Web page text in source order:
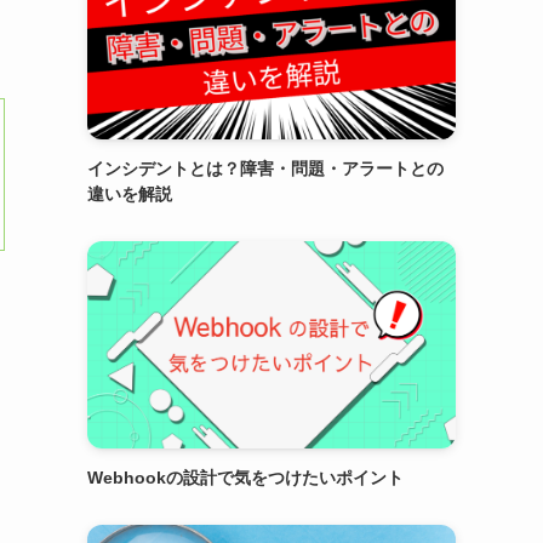
インシデントとは？障害・問題・アラートとの
違いを解説
Webhookの設計で気をつけたいポイント